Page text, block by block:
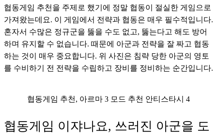
협동게임 추천을 주제로 했기에 정말 협동이 절실한 게임으로
가져왔는데요. 이 게임에서 전략과 협동은 매우 필수적입니다.
혼자서 수많은 정규군을 뚫을 수도 없고, 뚫는다고 해도 방어
하며 유지할 수 없습니다. 때문에 아군과 전략을 잘 짜고 협동
하는 것이 매우 중요합니다. 위 사진은 침략 당한 아군의 영토
를 수비하기 전 전략을 수립하고 장비를 정비하는 순간입니다.
협동게임 추천, 아르마 3 모드 추천 안티스타시 4
협동게임 이쟈나요, 쓰러진 아군을 도